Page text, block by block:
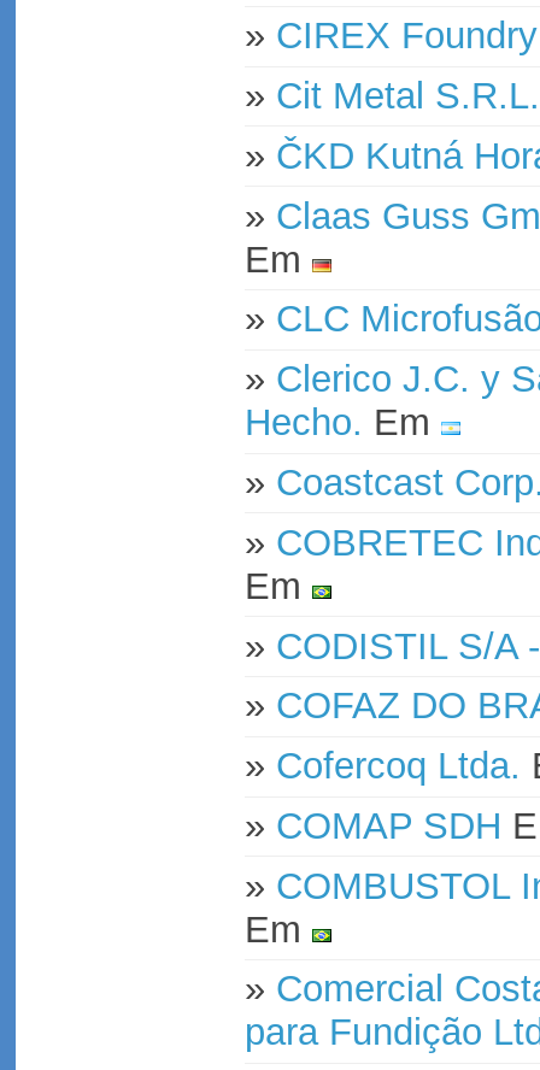
» CIREX Foundry
» Cit Metal S.R.L.
» ČKD Kutná
» Claas Guss
Em
» CLC
» Clerico J.C. y
Hecho. Em
» Coastcast
» COBRETEC
Em
» CODISTIL S/A
» COFAZ DO
» Cofercoq Ltda.
» COMAP SDH
» COMBUSTOL
Em
» Comercial
para Fundição